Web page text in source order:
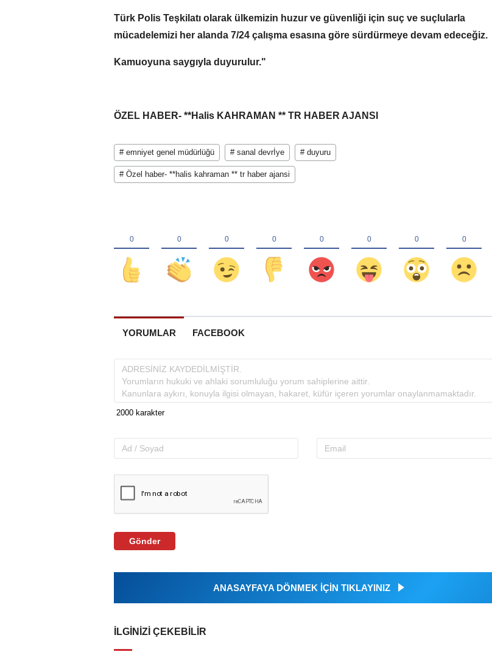
Türk Polis Teşkilatı olarak ülkemizin huzur ve güvenliği için suç ve suçlularla
mücadelemizi her alanda 7/24 çalışma esasına göre sürdürmeye devam edeceğiz.
Kamuoyuna saygıyla duyurulur."
ÖZEL HABER- **Halis KAHRAMAN ** TR HABER AJANSI
# emniyet genel müdürlüğü # sanal devrİye # duyuru
# Özel haber- **halis kahraman ** tr haber ajansi
YORUMLAR FACEBOOK
Gönder
ANASAYFAYA DÖNMEK İÇİN TIKLAYINIZ
İLGINIZI ÇEKEBILIR